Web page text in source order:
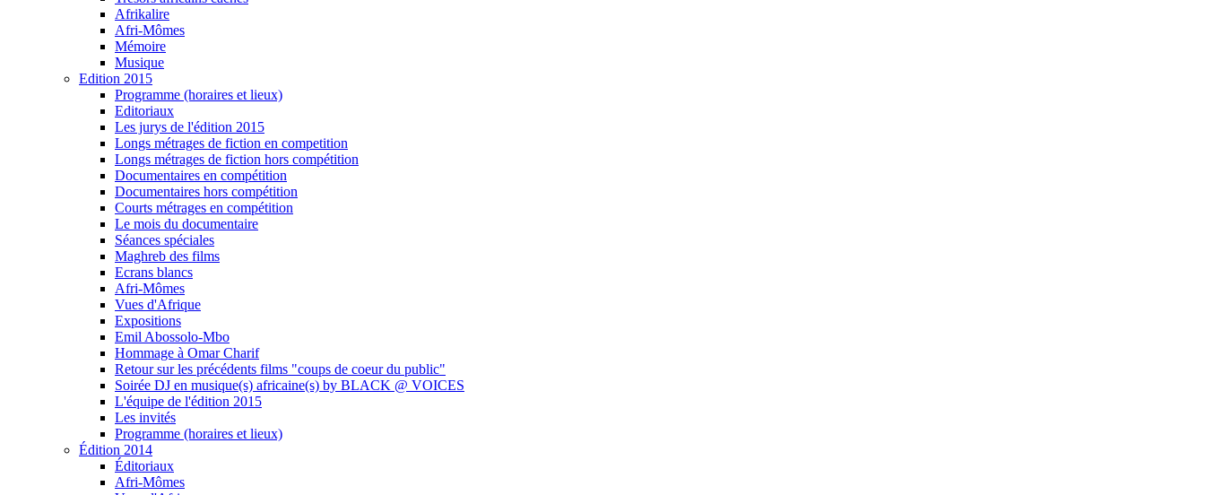
Afrikalire
Afri-Mômes
Mémoire
Musique
Edition 2015
Programme (horaires et lieux)
Editoriaux
Les jurys de l'édition 2015
Longs métrages de fiction en competition
Longs métrages de fiction hors compétition
Documentaires en compétition
Documentaires hors compétition
Courts métrages en compétition
Le mois du documentaire
Séances spéciales
Maghreb des films
Ecrans blancs
Afri-Mômes
Vues d'Afrique
Expositions
Emil Abossolo-Mbo
Hommage à Omar Charif
Retour sur les précédents films "coups de coeur du public"
Soirée DJ en musique(s) africaine(s) by BLACK @ VOICES
L'équipe de l'édition 2015
Les invités
Programme (horaires et lieux)
Édition 2014
Éditoriaux
Afri-Mômes